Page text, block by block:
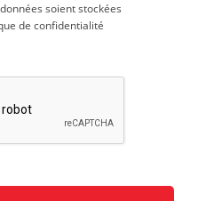
soient stockées
de confidentialité